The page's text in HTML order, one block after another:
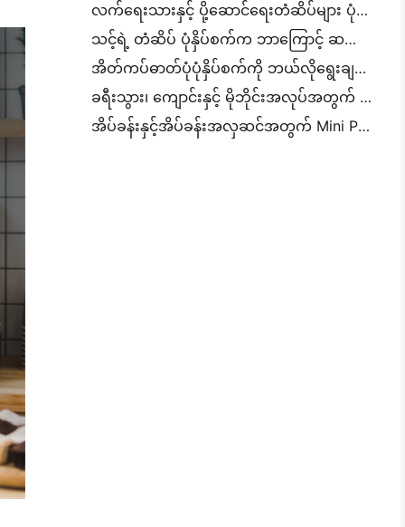
လက်ရေးသားနှင့် ပို့ဆောင်ရေးတံဆိပ်များ ပုံနှိပ်ခြင်း: ၂၀၂၆ ခုနှစ်တွင် အသေးစားလုပ်ငန်းများအတွက် အကြံပေးချက်များ
သင့်ရဲ့ တံဆိပ် ပုံနှိပ်စက်က ဘာကြောင့် ဆက်လက် ထိခိုက်နေတာလဲ။
အိတ်ကပ်ဓာတ်ပုံပုံနှိပ်စက်ကို ဘယ်လိုရွေးချယ်ရမည်: ဂျာနယ်၊ ခရီးသွားနှင့် iPhone အသုံးပြုသူများအတွက် အပြည့်အဝ
ခရီးသွား၊ ကျောင်းနှင့် မိုဘိုင်းအလုပ်အတွက် အကောင်းဆုံး မင်မပါသော Portable Printer: Hanin MT620 Pro Review
အိပ်ခန်းနှင့်အိပ်ခန်းအလှဆင်အတွက် Mini Photo Wall Layout စိတ်ကူးများနှင့်အကြံပေးချက်များ